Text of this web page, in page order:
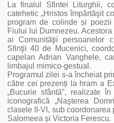
La finalul Sfintei Liturghii,
catehetic „Hristos împărtăşit
program de colinde și
Fiului lui Dumnezeu.
ai Comunităţii persoanelor
Sfinţii 40 de Mucenici,
capelan Adrian Vanghele,
limbajul mimico-gestual.
Programul zilei s-a încheiat
către cei prezenți la hram a
„Bucurie sfântă”, realizate
iconografică „Naşterea
clasele II-VI, sub
Salomeea și Victoria Ferescu.